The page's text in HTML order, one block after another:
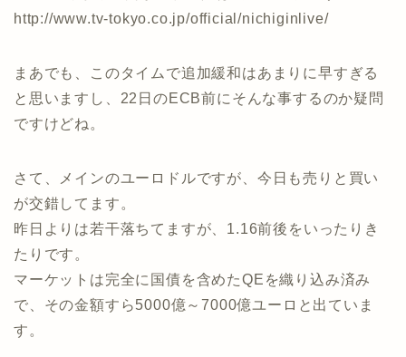
http://www.tv-tokyo.co.jp/official/nichiginlive/
まあでも、このタイムで追加緩和はあまりに早すぎる
と思いますし、22日のECB前にそんな事するのか疑問
ですけどね。
さて、メインのユーロドルですが、今日も売りと買い
が交錯してます。
昨日よりは若干落ちてますが、1.16前後をいったりき
たりです。
マーケットは完全に国債を含めたQEを織り込み済み
で、その金額すら5000億～7000億ユーロと出ていま
す。